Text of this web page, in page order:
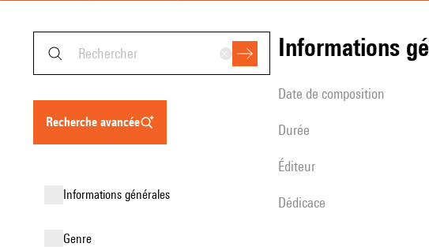
recherche avancée
informations générales
genre
informations
date de composition
durée
éditeur
Dédicace